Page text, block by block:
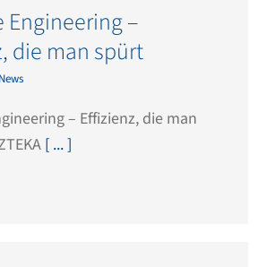
Engineering –
die man spürt
News
– Effizienz, die man
[ ... ]